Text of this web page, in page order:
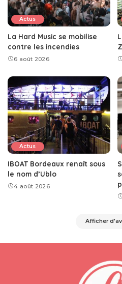
Actus
La Hard Music se mobilise
contre les incendies
6 août 2026
Actus
IBOAT Bordeaux renaît sous
le nom d’Ublo
4 août 2026
Afficher